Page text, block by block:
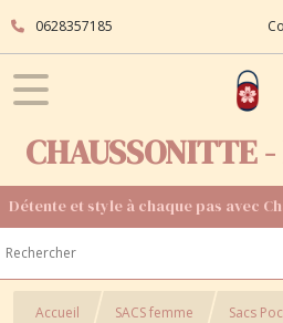
0628357185
Détente et style à chaque pas avec
Accueil SACS femme Sacs